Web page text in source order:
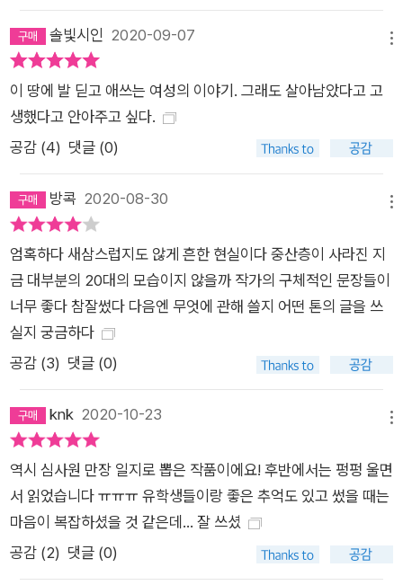
이야기다. 하지만, 그냥 비정규직 여성들의 이야기이기도 하며,
결국에는 일하는 여성들의 이야기이기도 하다. 소설 속 네 인물은
일을 하는 우리들의 여러 마음을 보여준다. 원장의 연설을 들으며
‘까라면 까야지’라고 생각하며 어떻게든 오래 다니겠다고 결심하
는 ‘선이’의 간절함도, ‘꼭 그렇게까지 해야겠니?’라는 동료들의
시선에도 매번 한국어학당의 관습에 맞서는 ‘미주’의 정의로움도,
만 그래서 타인의 불행 또한 ‘운이 없어서’라고 생각해버리는 ‘가
은’의 순진함도, 한국어의 미래시제를 의심하며 갑질을 당하는 것
에도 갑질을 하는 것에도 익숙한 ‘한희’의 치열함도 일터에서 일
을 하는 우리 안에 모두 존재한다. ‘우리는 지금 어떻게 살아가고
있나’를 살펴보며 《코리안 티처》를 읽어나가던 우리는 각자의 자
리에서 너무도 열심히 살았던 네 명의 인물들이 저마다의 위기에
서고 만다. “일의 존엄이 없는 곳에 사람의 존엄도 없다는 사
온다. 그 어느 때보다 일하는 사람의 존엄에 대한 논의가 성숙한
지금이기에, 제25회 한겨레문학상 수상작인 《코리안 티처》가 바
꾸어나갈 한국소설, 그리고 한국사회의 모습이 더욱 기대된다.
솔빛시인 2020-09-07
이 땅에 발 딛고 애쓰는 여성의 이야기. 그래도 살아남았다고 고
생했다고 안아주고 싶다.
공감 (4) 댓글 (0)
방콕 2020-08-30
엄혹하다 새삼스럽지도 않게 흔한 현실이다 중산층이 사라진 지
금 대부분의 20대의 모습이지 않을까 작가의 구체적인 문장들이
너무 좋다 참잘썼다 다음엔 무엇에 관해 쓸지 어떤 톤의 글을 쓰
실지 궁금하다
공감 (3) 댓글 (0)
knk 2020-10-23
역시 심사원 만장 일지로 뽑은 작품이에요! 후반에서는 펑펑 울면
서 읽었습니다 ㅠㅠㅠ 유학생들이랑 좋은 추억도 있고 썼을 때는
마음이 복잡하셨을 것 같은데... 잘 쓰셨
공감 (2) 댓글 (0)